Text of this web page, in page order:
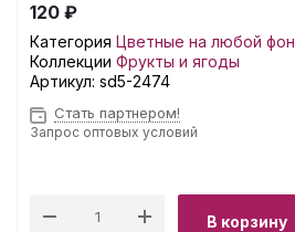
120 ₽
Категория Цветные на любой фон
Коллекции Фрукты и ягоды
Артикул: sd5-2474
Стать партнером!
Запрос оптовых условий
В корзину